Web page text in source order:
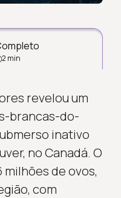
2 min
revelou um
brancas-do-
inativo
no Canadá. O
de ovos,
com